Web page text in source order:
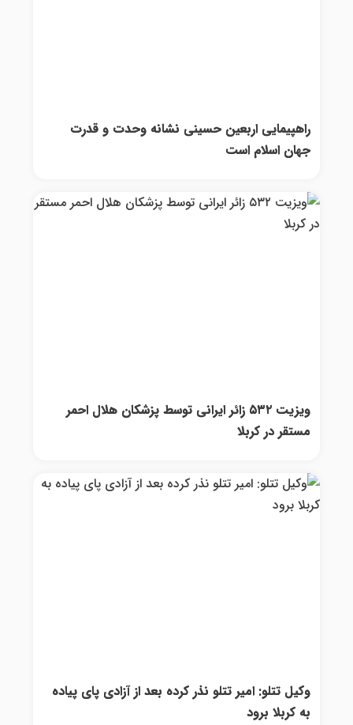
راهپیمایی اربعین حسینی نشانه وحدت و قدرت
جهان اسلام است
ویزیت ۵۳۲ زائر ایرانی توسط پزشکان هلال احمر
مستقر در کربلا
وکیل تتلو: امیر تتلو نذر کرده بعد از آزادی پای پیاده
به کربلا برود